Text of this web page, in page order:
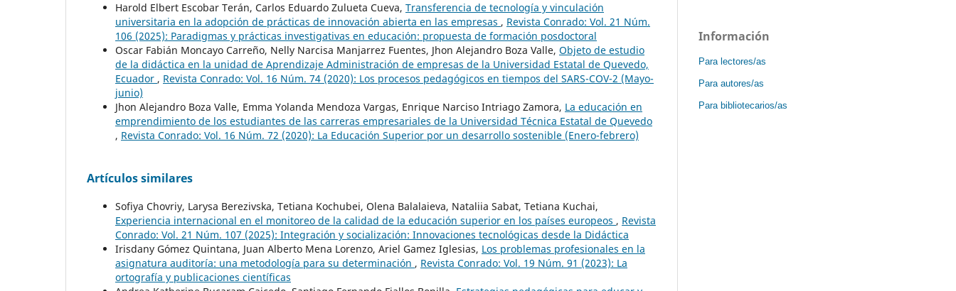
Harold Elbert Escobar Terán, Carlos Eduardo Zulueta Cueva, Transferencia de tecnología y vinculación
universitaria en la adopción de prácticas de innovación abierta en las empresas , Revista Conrado: Vol. 21 Núm.
106 (2025): Paradigmas y prácticas investigativas en educación: propuesta de formación posdoctoral
Oscar Fabián Moncayo Carreño, Nelly Narcisa Manjarrez Fuentes, Jhon Alejandro Boza Valle, Objeto de estudio
de la didáctica en la unidad de Aprendizaje Administración de empresas de la Universidad Estatal de Quevedo,
Ecuador , Revista Conrado: Vol. 16 Núm. 74 (2020): Los procesos pedagógicos en tiempos del SARS-COV-2 (Mayo-
junio)
Jhon Alejandro Boza Valle, Emma Yolanda Mendoza Vargas, Enrique Narciso Intriago Zamora, La educación en
emprendimiento de los estudiantes de las carreras empresariales de la Universidad Técnica Estatal de Quevedo
, Revista Conrado: Vol. 16 Núm. 72 (2020): La Educación Superior por un desarrollo sostenible (Enero-febrero)
Artículos similares
Sofiya Chovriy, Larysa Berezivska, Tetiana Kochubei, Olena Balalaieva, Nataliia Sabat, Tetiana Kuchai,
Experiencia internacional en el monitoreo de la calidad de la educación superior en los países europeos , Revista
Conrado: Vol. 21 Núm. 107 (2025): Integración y socialización: Innovaciones tecnológicas desde la Didáctica
Irisdany Gómez Quintana, Juan Alberto Mena Lorenzo, Ariel Gamez Iglesias, Los problemas profesionales en la
asignatura auditoría: una metodología para su determinación , Revista Conrado: Vol. 19 Núm. 91 (2023): La
ortografía y publicaciones científicas
Información
Para lectores/as
Para autores/as
Para bibliotecarios/as